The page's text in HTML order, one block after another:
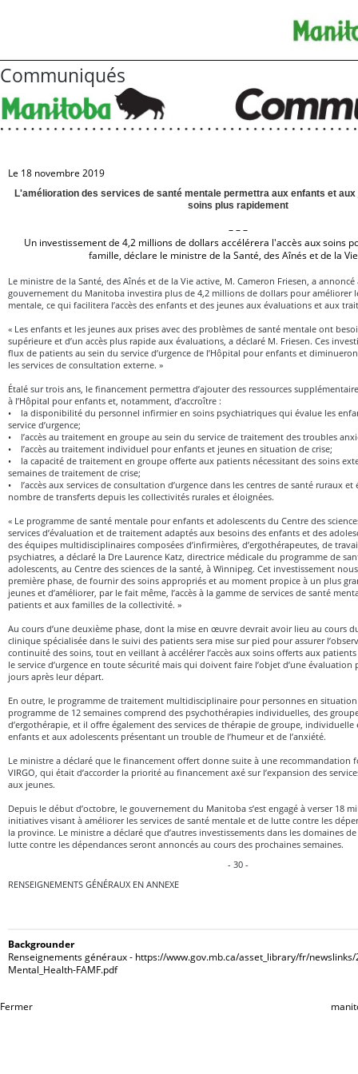
Communiqués
Le 18 novembre 2019
L'amélioration des services de santé mentale permettra aux enfants et
soins plus rapidement
– – –
Un investissement de 4,2 millions de dollars accélérera l'accès aux soins
famille, déclare le ministre de la Santé, des Aînés et de la
Le ministre de la Santé, des Aînés et de la Vie active, M. Cameron Friesen, a
gouvernement du Manitoba investira plus de 4,2 millions de dollars pour améliorer
mentale, ce qui facilitera l’accès des enfants et des jeunes aux évaluations et aux
« Les enfants et les jeunes aux prises avec des problèmes de santé mentale ont
supérieure et d’un accès plus rapide aux évaluations, a déclaré M. Friesen. Ces
flux de patients au sein du service d’urgence de l’Hôpital pour enfants et
les services de consultation externe. »
Étalé sur trois ans, le financement permettra d’ajouter des ressources
à l’Hôpital pour enfants et, notamment, d’accroître :
• la disponibilité du personnel infirmier en soins psychiatriques qui évalue les
service d’urgence;
• l’accès au traitement en groupe au sein du service de traitement des troubles
• l’accès au traitement individuel pour enfants et jeunes en situation de crise;
• la capacité de traitement en groupe offerte aux patients nécessitant des soins
semaines de traitement de crise;
• l’accès aux services de consultation d’urgence dans les centres de santé ruraux
nombre de transferts depuis les collectivités rurales et éloignées.
« Le programme de santé mentale pour enfants et adolescents du Centre des
services d’évaluation et de traitement adaptés aux besoins des enfants et des
des équipes multidisciplinaires composées d’infirmières, d’ergothérapeutes, de
psychiatres, a déclaré la Dre Laurence Katz, directrice médicale du programme de
adolescents, au Centre des sciences de la santé, à Winnipeg. Cet investissement
première phase, de fournir des soins appropriés et au moment propice à un plus
jeunes et d’améliorer, par le fait même, l’accès à la gamme de services de santé
patients et aux familles de la collectivité. »
Au cours d’une deuxième phase, dont la mise en œuvre devrait avoir lieu au cours
clinique spécialisée dans le suivi des patients sera mise sur pied pour assurer
continuité des soins, tout en veillant à accélérer l’accès aux soins offerts aux
le service d’urgence en toute sécurité mais qui doivent faire l’objet d’une
jours après leur départ.
En outre, le programme de traitement multidisciplinaire pour personnes en situation
programme de 12 semaines comprend des psychothérapies individuelles, des
d’ergothérapie, et il offre également des services de thérapie de groupe, individuelle
enfants et aux adolescents présentant un trouble de l’humeur et de l’anxiété.
Le ministre a déclaré que le financement offert donne suite à une recommandation
VIRGO, qui était d’accorder la priorité au financement axé sur l’expansion des
aux jeunes.
Depuis le début d’octobre, le gouvernement du Manitoba s’est engagé à verser 18
initiatives visant à améliorer les services de santé mentale et de lutte contre les
la province. Le ministre a déclaré que d’autres investissements dans les domaines
lutte contre les dépendances seront annoncés au cours des prochaines semaines.
- 30 -
RENSEIGNEMENTS GÉNÉRAUX EN ANNEXE
Backgrounder
Renseignements généraux - https://www.gov.mb.ca/asset_library/fr/newslinks/
Mental_Health-FAMF.pdf
Fermer